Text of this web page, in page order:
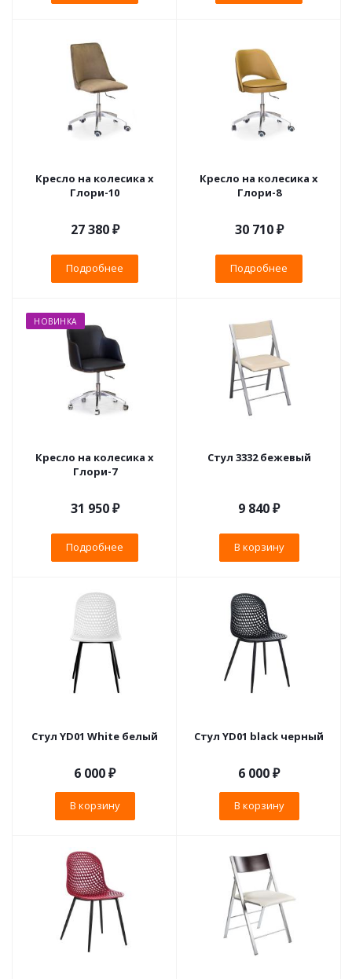
Кресло на колесика х
Глори-10
27 380 ₽
Подробнее
Кресло на колесика х
Глори-8
30 710 ₽
Подробнее
НОВИНКА
Кресло на колесика х
Глори-7
31 950 ₽
Подробнее
Стул 3332 бежевый
9 840₽
В корзину
Стул YD01 White белый
6 000₽
В корзину
Стул YD01 black черный
6 000₽
В корзину